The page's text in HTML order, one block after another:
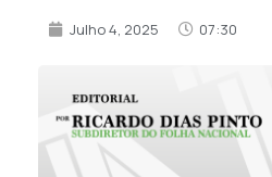
Julho 4, 2025 07:30